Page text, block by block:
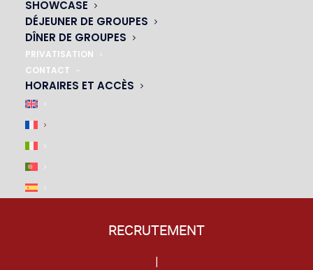
SHOWCASE
DÉJEUNER DE GROUPES
DÎNER DE GROUPES
PRIVATISATION
CONTACT
HORAIRES ET ACCÈSACCÈS & PARKING
M4, M6, M12, M13
RECRUTEMENT
|